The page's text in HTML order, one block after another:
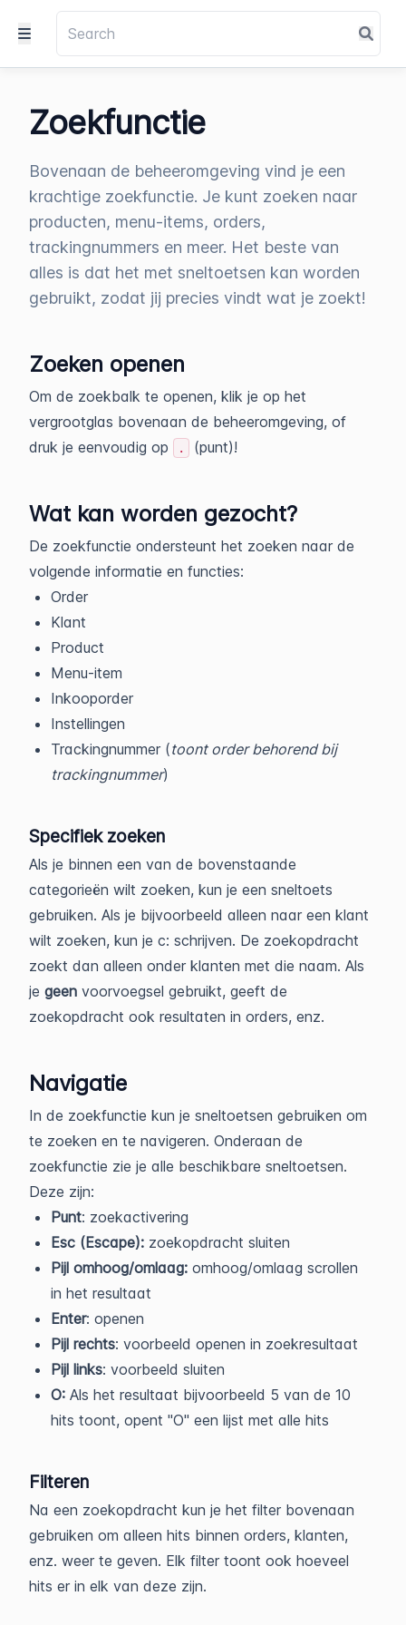
Zoekfunctie
Bovenaan de beheeromgeving vind je een
krachtige zoekfunctie. Je kunt zoeken naar
producten, menu-items, orders,
trackingnummers en meer. Het beste van
alles is dat het met sneltoetsen kan worden
gebruikt, zodat jij precies vindt wat je zoekt!
Zoeken openen
Om de zoekbalk te openen, klik je op het
vergrootglas bovenaan de beheeromgeving, of
druk je eenvoudig op
. (punt)!
Wat kan worden gezocht?
De zoekfunctie ondersteunt het zoeken naar de
volgende informatie en functies:
Order
Klant
Product
Menu-item
Inkooporder
Instellingen
Trackingnummer (toont order behorend bij
trackingnummer)
Specifiek zoeken
Als je binnen een van de bovenstaande
categorieën wilt zoeken, kun je een sneltoets
gebruiken. Als je bijvoorbeeld alleen naar een klant
wilt zoeken, kun je c: schrijven. De zoekopdracht
zoekt dan alleen onder klanten met die naam. Als
je geen voorvoegsel gebruikt, geeft de
zoekopdracht ook resultaten in orders, enz.
Navigatie
In de zoekfunctie kun je sneltoetsen gebruiken om
te zoeken en te navigeren. Onderaan de
zoekfunctie zie je alle beschikbare sneltoetsen.
Deze zijn:
Punt: zoekactivering
Esc (Escape): zoekopdracht sluiten
Pijl omhoog/omlaag: omhoog/omlaag scrollen
in het resultaat
Enter: openen
Pijl rechts: voorbeeld openen in zoekresultaat
Pijl links: voorbeeld sluiten
O: Als het resultaat bijvoorbeeld 5 van de 10
hits toont, opent "O" een lijst met alle hits
Filteren
Na een zoekopdracht kun je het filter bovenaan
gebruiken om alleen hits binnen orders, klanten,
enz. weer te geven. Elk filter toont ook hoeveel
hits er in elk van deze zijn.